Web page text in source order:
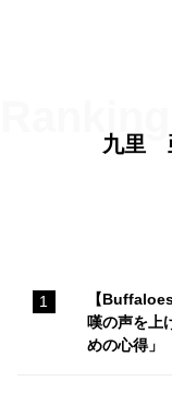
九里
【
嘆の声を上
めの心得」